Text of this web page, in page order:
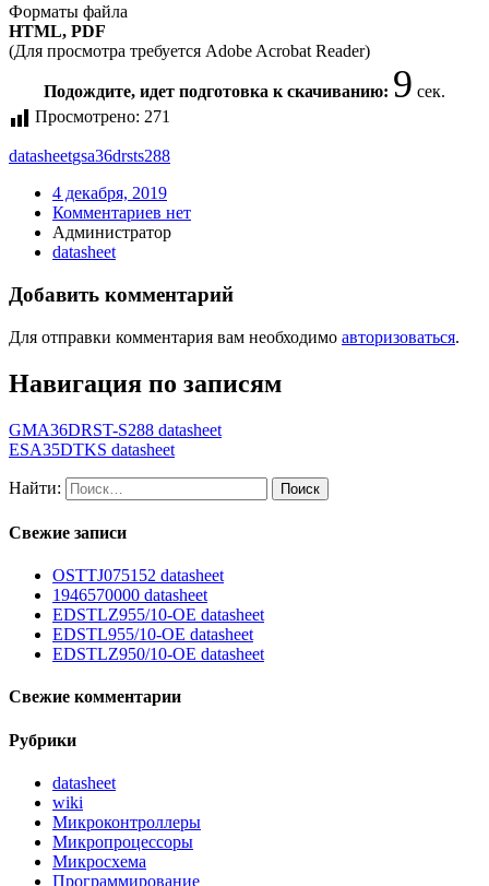
Форматы файла
HTML, PDF
(Для просмотра требуется Adobe Acrobat Reader)
Подождите, идет подготовка к скачиванию: 9 сек.
Просмотрено: 271
datasheetgsa36drsts288
4 декабря, 2019
Комментариев нет
Администратор
datasheet
Добавить комментарий
Для отправки комментария вам необходимо авторизоваться.
Навигация по записям
GMA36DRST-S288 datasheet
ESA35DTKS datasheet
Найти:
Свежие записи
OSTTJ075152 datasheet
1946570000 datasheet
EDSTLZ955/10-OE datasheet
EDSTL955/10-OE datasheet
EDSTLZ950/10-OE datasheet
Свежие комментарии
Рубрики
datasheet
wiki
Микроконтроллеры
Микропроцессоры
Микросхема
Программирование